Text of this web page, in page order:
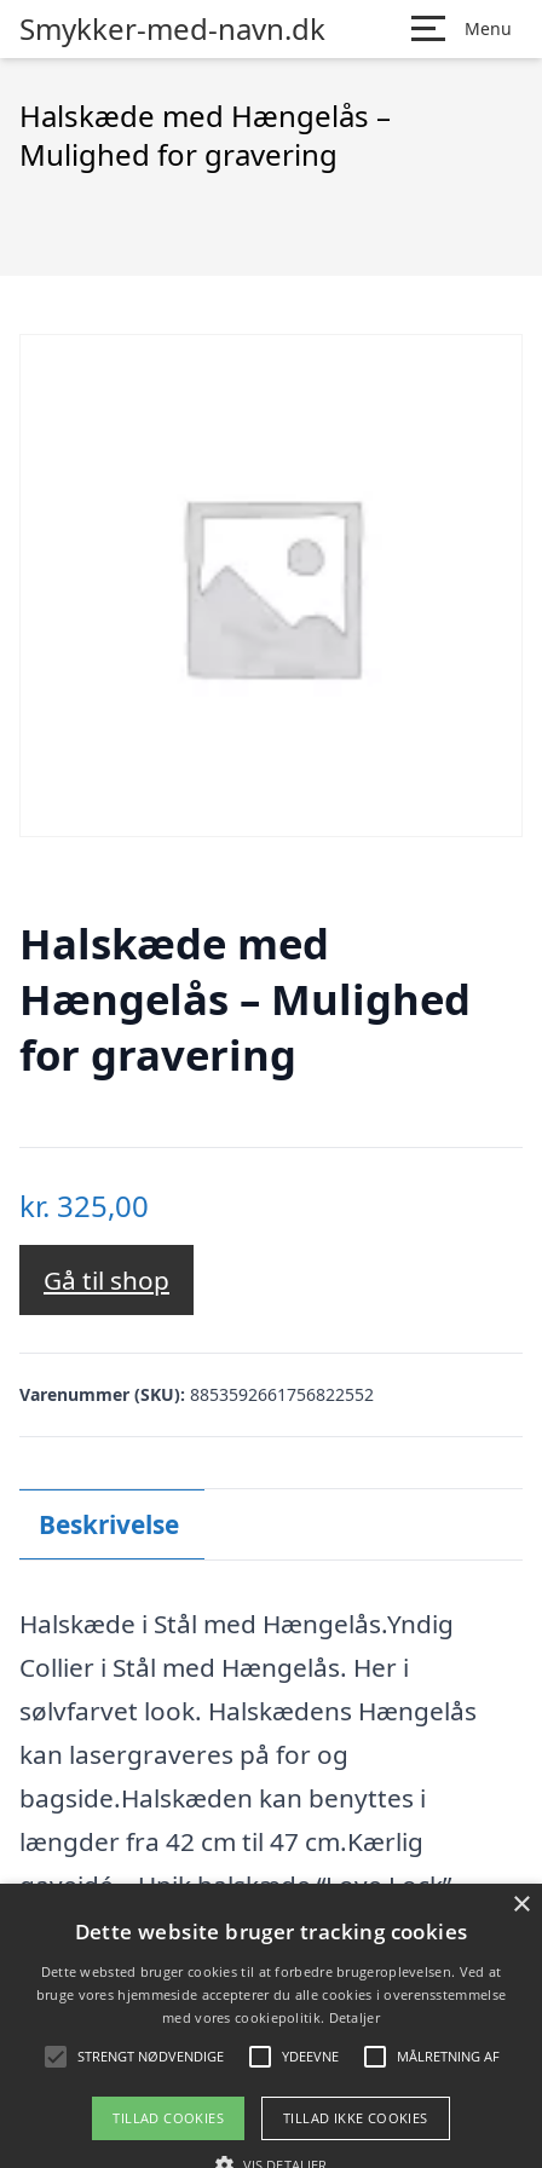
Smykker-med-navn.dk Menu
Halskæde med Hængelås –
Mulighed for gravering
Halskæde med
Hængelås – Mulighed
for gravering
kr. 325,00
Gå til shop
Varenummer (SKU): 8853592661756822552
Beskrivelse
Halskæde i Stål med Hængelås.Yndig
Collier i Stål med Hængelås. Her i
sølvfarvet look. Halskædens Hængelås
kan lasergraveres på for og
bagside.Halskæden kan benyttes i
længder fra 42 cm til 47 cm.Kærlig
gaveidé – Unik halskæde “Love Lock”.
Måske de hængel
Varekategorier
Produkter
Copyright 2026 - Pilanto Aps
×
Dette website bruger tracking cookies
Dette websted bruger cookies til at forbedre brugeroplevelsen. Ved at
bruge vores hjemmeside accepterer du alle cookies i overensstemmelse
med vores cookiepolitik. Detaljer
STRENGT NØDVENDIGE YDEEVNE MÅLRETNING AF
TILLAD COOKIES TILLAD IKKE COOKIES